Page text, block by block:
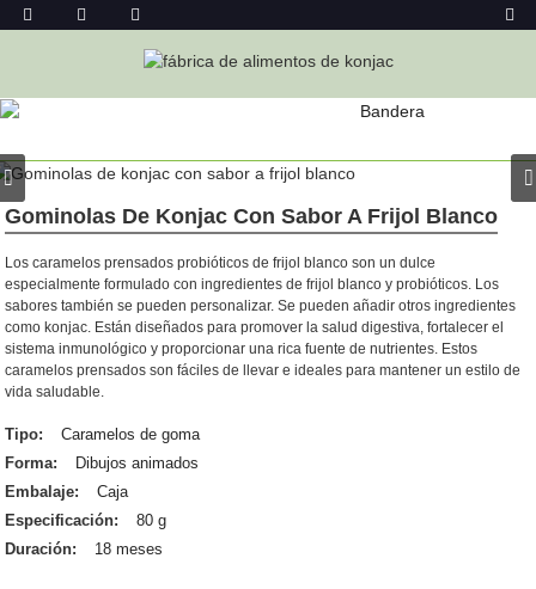
PRODUCTO
Gominolas De Konjac Con Sabor A Frijol Blanco
Los caramelos prensados ​​probióticos de frijol blanco son un dulce
especialmente formulado con ingredientes de frijol blanco y probióticos. Los
sabores también se pueden personalizar. Se pueden añadir otros ingredientes
como konjac. Están diseñados para promover la salud digestiva, fortalecer el
sistema inmunológico y proporcionar una rica fuente de nutrientes. Estos
caramelos prensados ​​son fáciles de llevar e ideales para mantener un estilo de
vida saludable.
Tipo:
Caramelos de goma
Forma:
Dibujos animados
Embalaje:
Caja
Especificación:
80 g
Duración:
18 meses